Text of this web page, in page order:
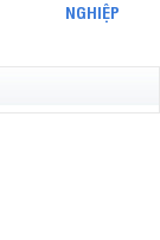
NGHIỆP